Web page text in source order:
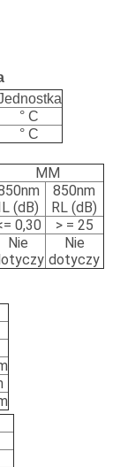
° C
° C
MM
IL (dB)
850nm
RL (dB)
0,30
> = 25
Nie
Nie
dotyczy